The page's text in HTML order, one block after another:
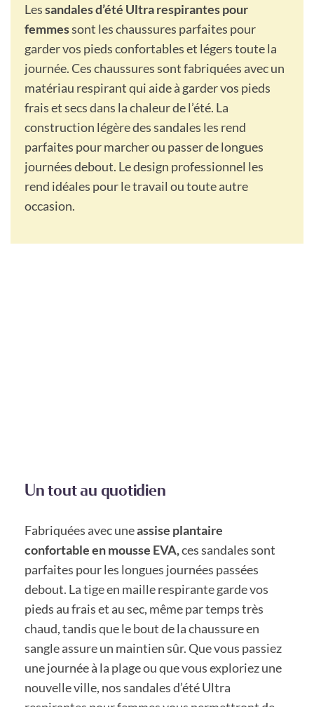
Lessandales d’été Ultra respirantes pour
femmessont les chaussures parfaites pour
garder vos pieds confortables et légers toute la
journée. Ces chaussures sont fabriquées avec un
matériau respirant qui aide à garder vos pieds
frais et secs dans la chaleur de l’été. La
construction légère des sandales les rend
parfaites pour marcher ou passer de longues
journées debout. Le design professionnel les
rend idéales pour le travail ou toute autre
occasion.
Un tout au quotidien
Fabriquées avec uneassise plantaire
confortable en mousse EVA,ces sandales sont
parfaites pour les longues journées passées
debout. La tige en maille respirante garde vos
pieds au frais et au sec, même par temps très
chaud, tandis que le bout de la chaussure en
sangle assure un maintien sûr. Que vous passiez
une journée à la plage ou que vous exploriez une
nouvelle ville, nos sandales d’été Ultra